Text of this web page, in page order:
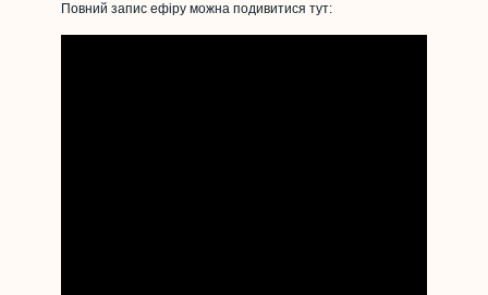
Повний запис ефіру можна подивитися тут: